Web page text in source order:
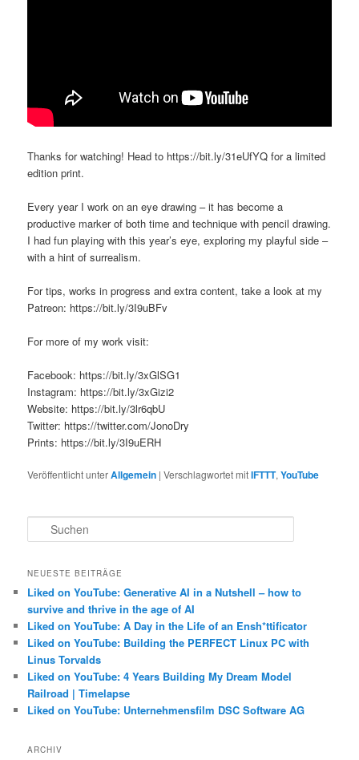
Thanks for watching! Head to https://bit.ly/31eUfYQ for a limited
edition print.
Every year I work on an eye drawing – it has become a
productive marker of both time and technique with pencil drawing.
I had fun playing with this year’s eye, exploring my playful side –
with a hint of surrealism.
For tips, works in progress and extra content, take a look at my
Patreon: https://bit.ly/3I9uBFv
For more of my work visit:
Facebook: https://bit.ly/3xGlSG1
Instagram: https://bit.ly/3xGizi2
Website: https://bit.ly/3lr6qbU
Twitter: https://twitter.com/JonoDry
Prints: https://bit.ly/3I9uERH
Veröffentlicht unterAllgemein |Verschlagwortet mitIFTTT,YouTube
u
h
n
NEUESTE BEITRÄGE
Liked on YouTube: Generative AI in a Nutshell – how to
survive and thrive in the age of AI
Liked on YouTube: A Day in the Life of an Ensh*ttificator
Liked on YouTube: Building the PERFECT Linux PC with
Linus Torvalds
Liked on YouTube: 4 Years Building My Dream Model
Railroad | Timelapse
Liked on YouTube: Unternehmensfilm DSC Software AG
ARCHIV